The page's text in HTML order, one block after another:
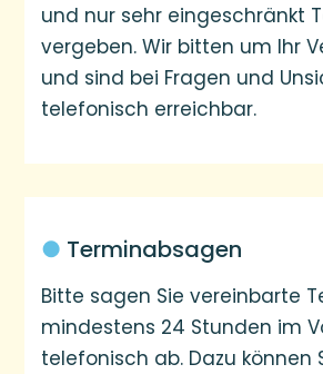
und nur sehr eingeschränkt
vergeben. Wir bitten um Ihr
und sind bei Fragen und
telefonisch erreichbar.
● Terminabsagen
Bitte sagen Sie vereinbarte
mindestens 24 Stunden im
telefonisch ab. Dazu können